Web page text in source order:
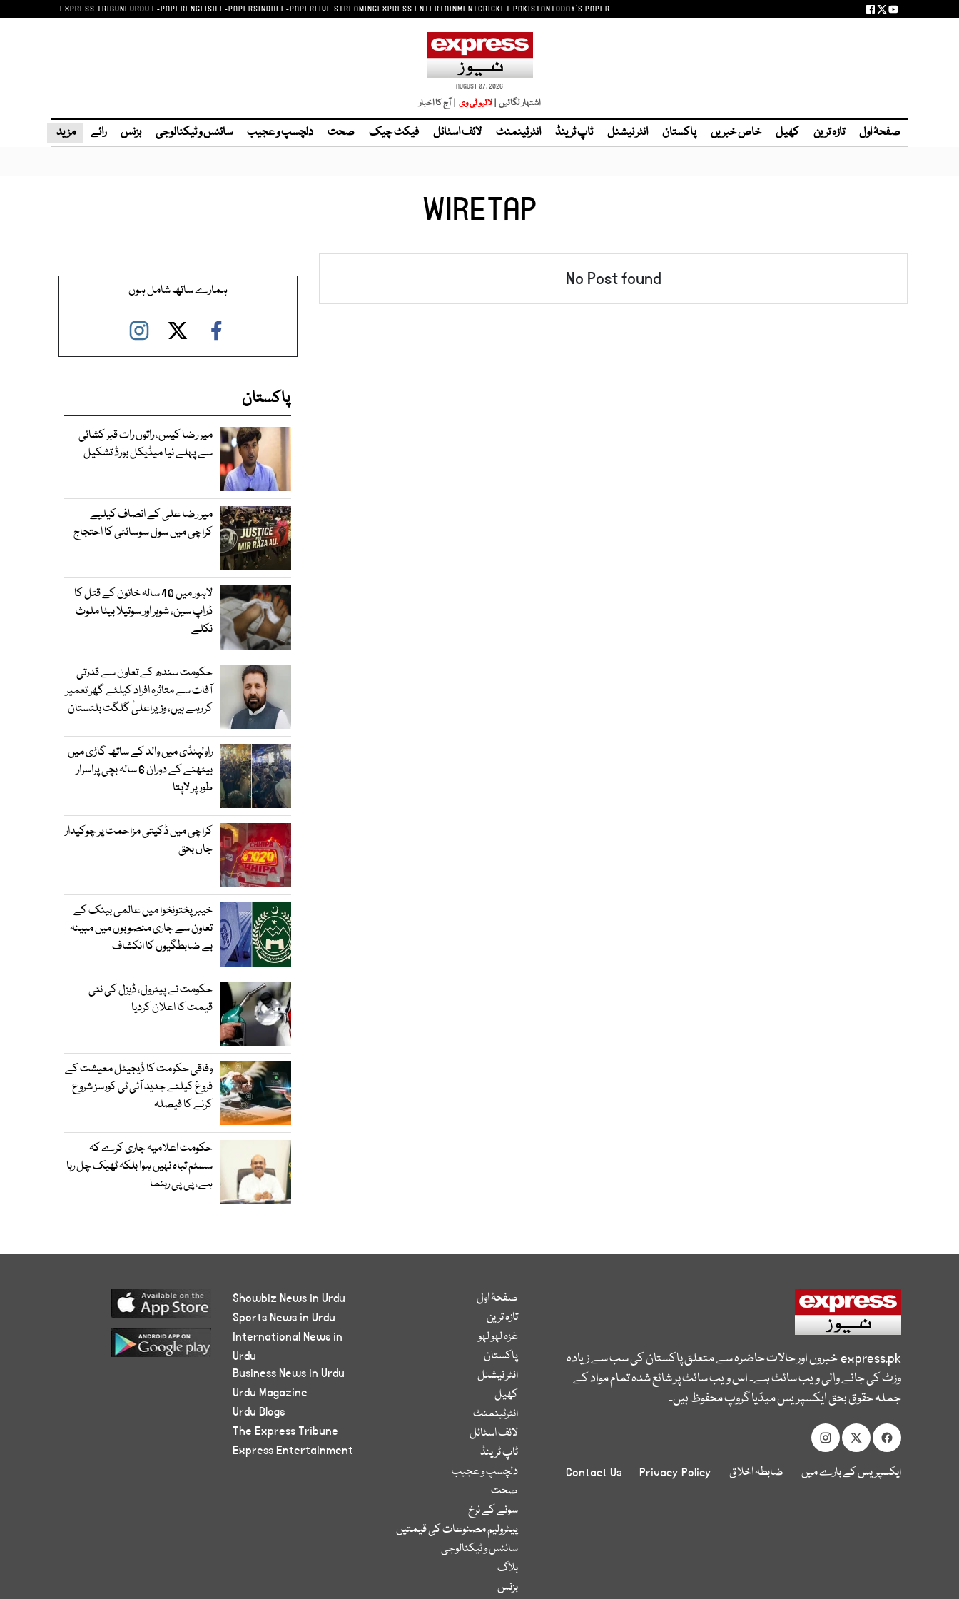
EXPRESS TRIBUNEURDU E-PAPERENGLISH E-PAPERSINDHI E-PAPERLIVE STREAMINGEXPRESS ENTERTAINMENTCRICKET PAKISTANTODAY'S PAPER
AUGUST 07, 2026
اشتہار لگائیں | | آج کا اخبار
صفحۂ اول تازہ ترین کھیل خاص خبریں پاکستان انٹر نیشنل ٹاپ ٹرینڈ انٹرٹینمنٹ لائف اسٹائل فیکٹ چیک صحت دلچسپ و عجیب سائنس و ٹیکنالوجی بزنس رائے مزید
WIRETAP
No Post found ہمارے ساتھ شامل ہوں
پاکستان
میر رضا کیس، راتوں رات قبر کشائی
سے پہلے نیا میڈیکل بورڈ تشکیل
میر رضا علی کے انصاف کیلیے
کراچی میں سول سوسائٹی کا احتجاج
لاہور میں 40 سالہ خاتون کے قتل کا
ڈراپ سین، شوہر اور سوتیلا بیٹا ملوث
نکلے
حکومت سندھ کے تعاون سے قدرتی
آفات سے متاثرہ افراد کیلئے گھر تعمیر
کر رہے ہیں، وزیراعلیٰ گلگت بلتستان
راولپنڈی میں والد کے ساتھ گاڑی میں
بیٹھنے کے دوران 6 سالہ بچی پراسرار
طور پر لاپتا
کراچی میں ڈکیتی مزاحمت پر چوکیدار
جاں بحق
خیبرپختونخوا میں عالمی بینک کے
تعاون سے جاری منصوبوں میں مبینہ
بے ضابطگیوں کا انکشاف
حکومت نے پیٹرول، ڈیزل کی نئی
قیمت کا اعلان کردیا
وفاقی حکومت کا ڈیجیٹل معیشت کے
فروغ کیلئے جدید آئی ٹی کورسز شروع
کرنے کا فیصلہ
حکومت اعلامیہ جاری کرے کہ
سسٹم تباہ نہیں ہوا بلکہ ٹھیک چل رہا
ہے، پی پی رہنما
express.pkخبروں اور حالات حاضرہ سے متعلق پاکستان کی سب سے زیادہ
وزٹ کی جانے والی ویب سائٹ ہے۔ اس ویب سائٹ پر شائع شدہ تمام مواد کے
جملہ حقوق بحق ایکسپریس میڈیا گروپ محفوظ ہیں۔
ایکسپریس کے بارے میں ضابطہ اخلاق Privacy Policy
Contact Us
صفحۂ اول
تازہ ترین
غزہ لہو لہو
پاکستان
انٹر نیشنل
کھیل
انٹرٹینمنٹ
لائف اسٹائل
ٹاپ ٹرینڈ
دلچسپ و عجیب
صحت
سونے کے نرخ
پیٹرولیم مصنوعات کی قیمتیں
سائنس و ٹیکنالوجی
بلاگ
بزنس
Showbiz News in Urdu
Sports News in Urdu
International News in
Urdu
Business News in Urdu
Urdu Magazine
Urdu Blogs
The Express Tribune
Express Entertainment